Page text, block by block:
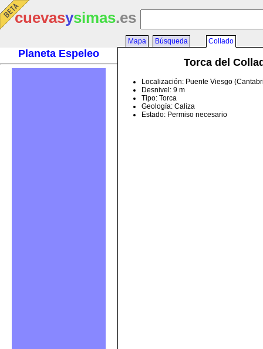
cuevasysimas.es
Planeta Espeleo
Mapa Búsqueda Collado
Torca del
Localización: Puente Viesgo
Desnivel: 9 m
Tipo: Torca
Geología: Caliza
Estado: Permiso necesario